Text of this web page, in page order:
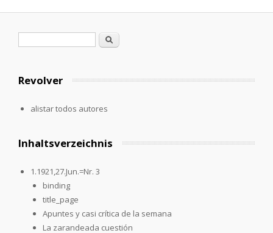
Formulario de búsqueda
Buscar
Revolver
alistar todos autores
Inhaltsverzeichnis
1.1921,27.Jun.=Nr. 3
binding
title_page
Apuntes y casi crítica de la semana
La zarandeada cuestión